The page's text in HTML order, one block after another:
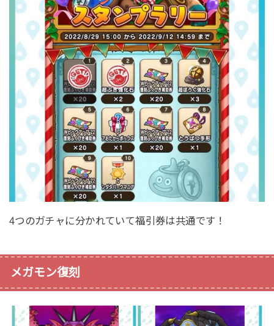
4つのガチャに分かれていて福引券は共通です！
メガモン復刻